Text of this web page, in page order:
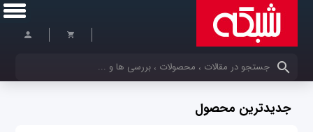
کلمات کلیدی خود را وارد کنید
جدیدترین محصول